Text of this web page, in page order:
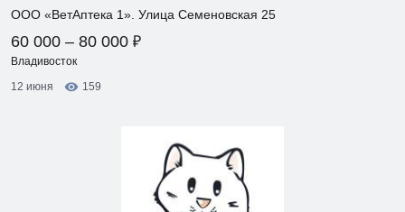
ООО «ВетАптека 1». Улица Семеновская 25
60 000 – 80 000 ₽
Владивосток
12 июня
159